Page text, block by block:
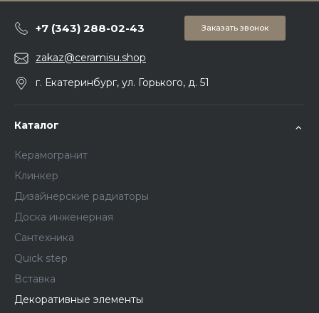
+7 (343) 288-02-43 Заказать звонок
zakaz@ceramisu.shop
г. Екатеринбург, ул. Горького, д. 51
Каталог
Керамогранит
Клинкер
Дизайнерские радиаторы
Доска инженерная
Сантехника
Quick step
Вставка
Декоративные элементы